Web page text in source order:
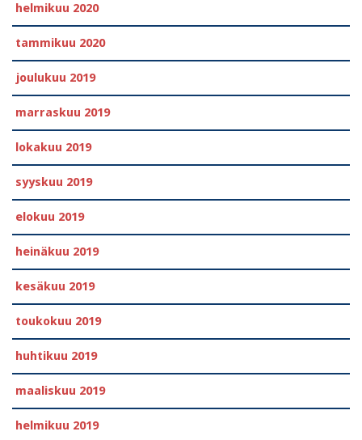
helmikuu 2020
tammikuu 2020
joulukuu 2019
marraskuu 2019
lokakuu 2019
syyskuu 2019
elokuu 2019
heinäkuu 2019
kesäkuu 2019
toukokuu 2019
huhtikuu 2019
maaliskuu 2019
helmikuu 2019